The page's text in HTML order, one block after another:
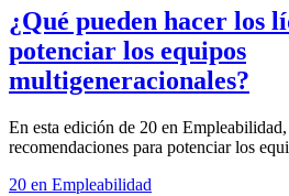
¿Qué pueden hacer los
potenciar los equipos
multigeneracionales?
En esta edición de 20 en Empleabilidad,
recomendaciones para potenciar los
20 en Empleabilidad